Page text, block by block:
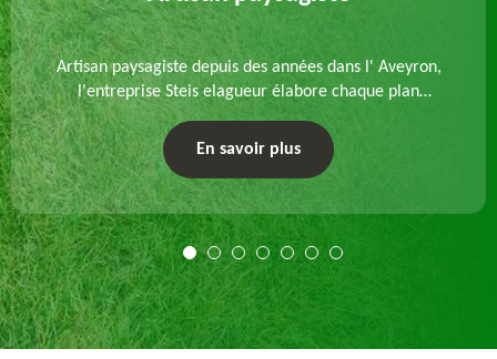
Artisan paysagiste depuis des années dans l' Aveyron,
l'entreprise Steis elagueur élabore chaque plan
d'aménagement paysager et exécute les travaux
afférents. Devis gratuit et sur mesure.
En savoir plus